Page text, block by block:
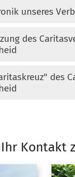
unseres
des
des
Ihr Kontakt